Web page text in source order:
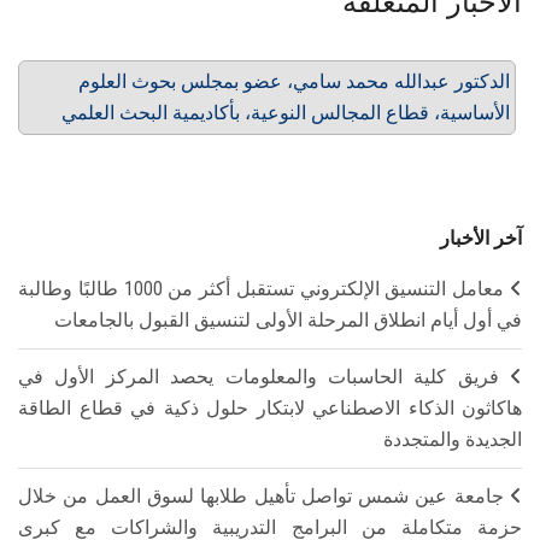
الدكتور عبدالله محمد سامي، عضو بمجلس بحوث العلوم
الأساسية، قطاع المجالس النوعية، بأكاديمية البحث العلمي
آخر الأخبار
معامل التنسيق الإلكتروني تستقبل أكثر من 1000 طالبًا وطالبة
في أول أيام انطلاق المرحلة الأولى لتنسيق القبول بالجامعات
فريق كلية الحاسبات والمعلومات يحصد المركز الأول في
هاكاثون الذكاء الاصطناعي لابتكار حلول ذكية في قطاع الطاقة
الجديدة والمتجددة
جامعة عين شمس تواصل تأهيل طلابها لسوق العمل من خلال
حزمة متكاملة من البرامج التدريبية والشراكات مع كبرى